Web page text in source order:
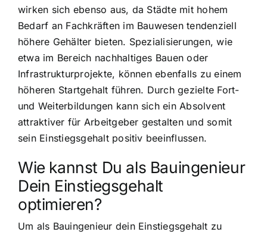
wirken sich ebenso aus, da Städte mit hohem
Bedarf an Fachkräften im Bauwesen tendenziell
höhere Gehälter bieten. Spezialisierungen, wie
etwa im Bereich nachhaltiges Bauen oder
Infrastrukturprojekte, können ebenfalls zu einem
höheren Startgehalt führen. Durch gezielte Fort-
und Weiterbildungen kann sich ein Absolvent
attraktiver für Arbeitgeber gestalten und somit
sein Einstiegsgehalt positiv beeinflussen.
Wie kannst Du als Bauingenieur
Dein Einstiegsgehalt
optimieren?
Um als Bauingenieur dein Einstiegsgehalt zu